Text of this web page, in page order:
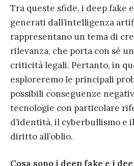
Tra queste sfide, i deep fake
generati dall’intelligenza
rappresentano un tema di
rilevanza, che porta con sé
criticità legali. Pertanto, in
esploreremo le principali
possibili conseguenze
tecnologie con particolare
d’identità, il cyberbullismo e
diritto all’oblio.
Cosa sono i deep fake e i